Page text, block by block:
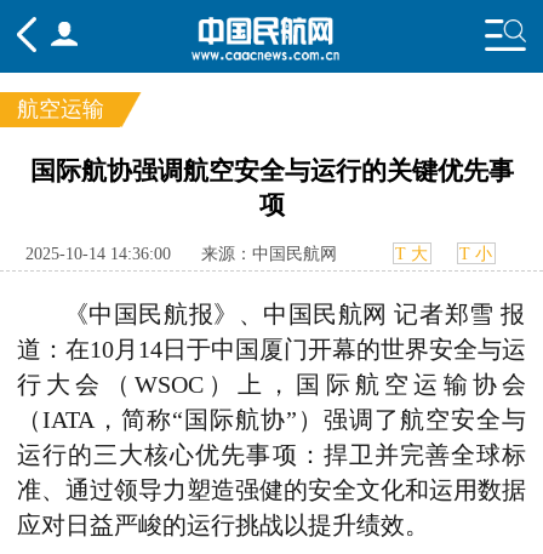
频道
国内
航图 智库 专题 舆情
航空运输
国际航协强调航空安全与运行的关键优先事
项
2025-10-14 14:36:00 来源：中国民航网 T 大 T 小
《中国民航报》、 中国民航网 记者郑雪 报
道 ： 在10月 14日 于中国厦门开幕的世界安全与运
行大会（WSOC）
上，国际航空运输协会
（IATA，简称“国际航协”）强调了航空安全与
运行的三大核心优先事项：捍卫并完善全球标
准、通过领导力塑造强健的安全文化和运用数据
应对日益严峻的运行挑战以提升绩效。